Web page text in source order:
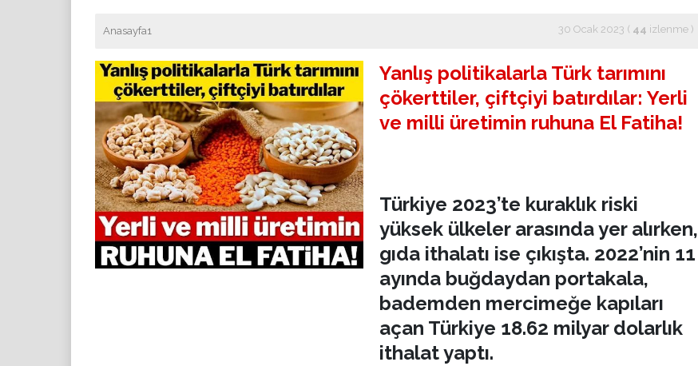
Anasayfa1 30 Ocak 2023 ( 44 izlenme )
Yanlış politikalarla Türk tarımını
çökerttiler, çiftçiyi batırdılar: Yerli
ve milli üretimin ruhuna El Fatiha!
Türkiye 2023’te kuraklık riski
yüksek ülkeler arasında yer alırken,
gıda ithalatı ise çıkışta. 2022’nin 11
ayında buğdaydan portakala,
bademden mercimeğe kapıları
açan Türkiye 18.62 milyar dolarlık
ithalat yaptı.